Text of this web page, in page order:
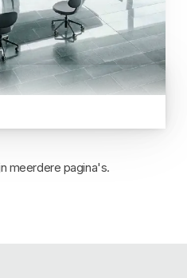
meerdere pagina's.